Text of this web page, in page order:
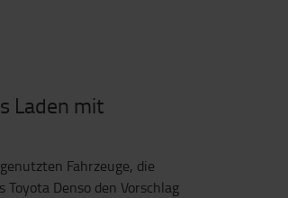
Laden mit
Fahrzeuge, die
Denso den Vorschlag